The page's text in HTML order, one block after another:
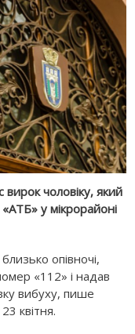
вирок чоловіку, який
у мікрорайоні
опівночі,
«112» і надав
вибуху, пише
квітня.